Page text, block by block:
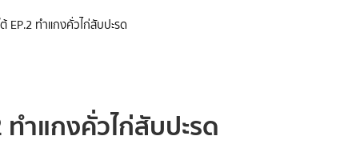
EP.2 ทำแกงคั่วไก่สับปะรด
ทำแกงคั่วไก่สับปะรด